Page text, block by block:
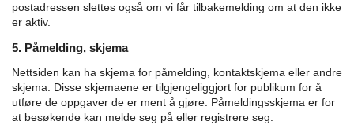
postadressen slettes også om vi får tilbakemelding om at den ikke
er aktiv.
5. Påmelding, skjema
Nettsiden kan ha skjema for påmelding, kontaktskjema eller andre
skjema. Disse skjemaene er tilgjengeliggjort for publikum for å
utføre de oppgaver de er ment å gjøre. Påmeldingsskjema er for
at besøkende kan melde seg på eller registrere seg.